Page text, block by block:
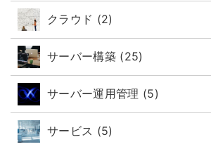
クラウド (2)
サーバー構築 (25)
サーバー運用管理 (5)
サービス (5)